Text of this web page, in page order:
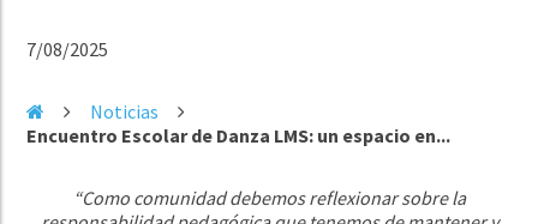
7/08/2025
Noticias
Encuentro Escolar de Danza LMS: un espacio en...
“Como comunidad debemos reflexionar sobre la